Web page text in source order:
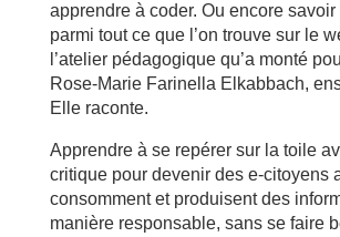
apprendre à coder. Ou encore savoir
parmi tout ce que l’on trouve sur le
l’atelier pédagogique qu’a monté
Rose-Marie Farinella Elkabbach,
Elle raconte.
Apprendre à se repérer sur la toile
critique pour devenir des e-citoyens
consomment et produisent des
manière responsable, sans se faire